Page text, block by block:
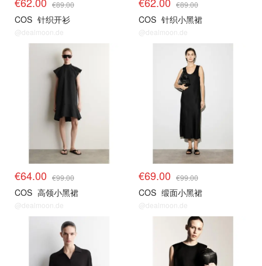
€89.00
COS 针织开衫
@dealmoon.de
€89.00
COS 针织小黑裙
@dealmoon.de
€64.00 €99.00
COS 高领小黑裙
@dealmoon.de
€69.00 €99.00
COS 缎面小黑裙
@dealmoon.de